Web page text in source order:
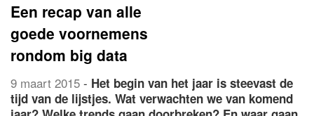
Een recap van alle
goede voornemens
rondom big data
9 maart 2015 - Het begin van het jaar is steevast de
tijd van de lijstjes. Wat verwachten we van komend